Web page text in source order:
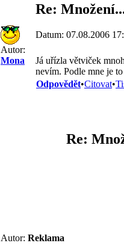
Autor:
Mona
Re:
Datum: 07.08.2006
Já uřízla větviček
nevím. Podle mne je
Odpovědět•Citovat•
Autor: Reklama
Re: